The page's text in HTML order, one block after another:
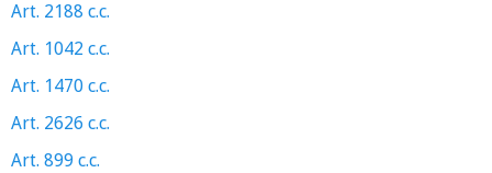
Art. 2188 c.c.
Art. 1042 c.c.
Art. 1470 c.c.
Art. 2626 c.c.
Art. 899 c.c.